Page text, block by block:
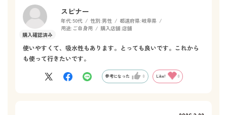
スピナー
年代:50代 性別:男性 都道府県:岐阜県
用途: ご自身用 購入店舗:店舗
使いやすくて、吸水性もあります。とっても良いです。これから
も使って行きたいです。
参考になった 0 Like! 0